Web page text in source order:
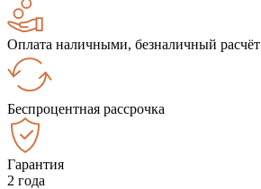
Оплата наличными, безналичный расчёт
Беспроцентная рассрочка
Гарантия
2 года